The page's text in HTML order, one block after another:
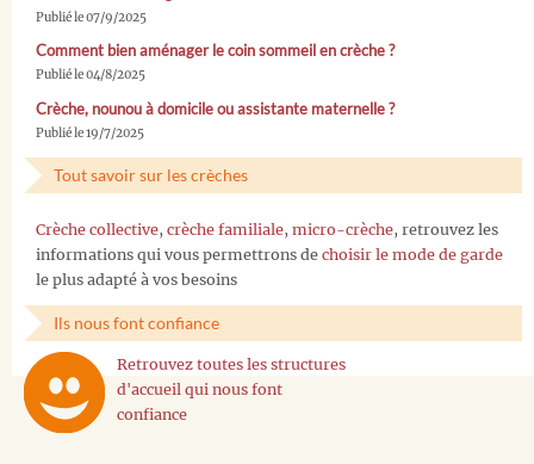
Publié le 07/9/2025
Comment bien aménager le coin sommeil en crèche ?
Publié le 04/8/2025
Crèche, nounou à domicile ou assistante maternelle ?
Publié le 19/7/2025
Tout savoir sur les crèches
Crèche collective, crèche familiale, micro-crèche, retrouvez les
informations qui vous permettrons de choisir le mode de garde
le plus adapté à vos besoins
Ils nous font confiance
Retrouvez toutes les structures
d'accueil qui nous font
confiance